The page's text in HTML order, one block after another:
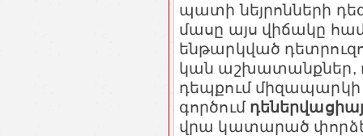
պատի նեյրոնների
մասը այս վիճակը
ենթարկված
կան աշխատանքներ,
դեպքում
գործում
վրա կատարած